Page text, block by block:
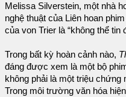
Melissa Silverstein, một nhà
nghệ thuật của Liên hoan
của von Trier là “không thể tin
Trong bất kỳ hoàn cảnh nào,
đáng được xem là một bộ
không phải là một triệu
Trong môi trường văn hóa